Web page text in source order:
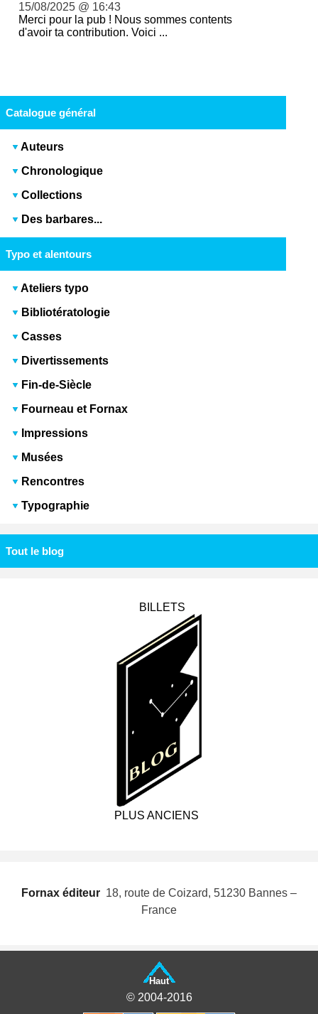
15/08/2025 @ 16:43
Merci pour la pub ! Nous sommes contents
d'avoir ta contribution. Voici ...
Catalogue général
Auteurs
Chronologique
Collections
Des barbares...
Typo et alentours
Ateliers typo
Bibliotératologie
Casses
Divertissements
Fin-de-Siècle
Fourneau et Fornax
Impressions
Musées
Rencontres
Typographie
Tout le blog
BILLETS
PLUS ANCIENS
Fornax éditeur  18, route de Coizard, 51230 Bannes –
France
Haut
© 2004-2016